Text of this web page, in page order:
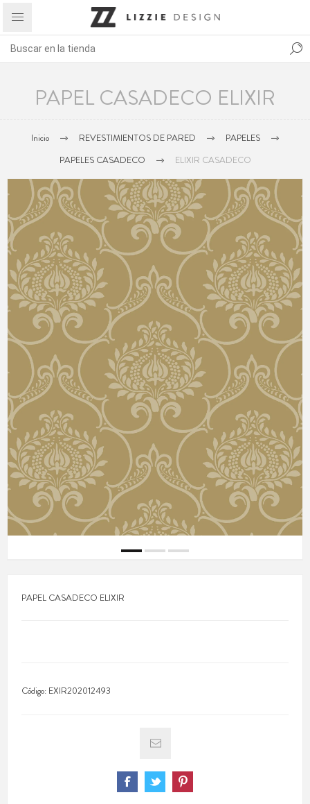
PAPEL CASADECO ELIXIR
Inicio REVESTIMIENTOS DE PARED
PAPELES
PAPELES CASADECO
ELIXIR CASADECO
PAPEL CASADECO ELIXIR
Código: EXIR202012493